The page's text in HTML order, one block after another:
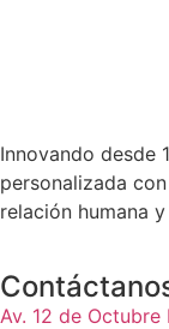
Innovando desde
personalizada
relación humana
Av. 12 de